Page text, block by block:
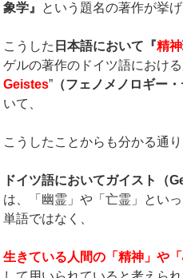
象学』 という題名の著作が挙
こうした 日本語において『精神
ゲルの著作のドイツ語における
Geistes” （フェノメノロギー・
いて、
こうしたことからも分かる通り
ドイツ語においてガイスト（
は、「幽霊」や「亡霊」とい
単語ではなく、
生きている人間の「精神」や